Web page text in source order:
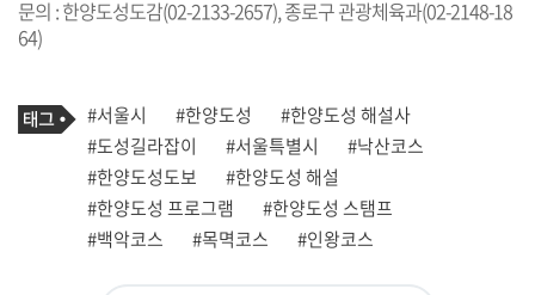
문의 : 한양도성도감(02-2133-2657), 종로구 관광체육과(02-2148-18
64)
기
사
관
련
태
그
태
그
#서울시 #한양도성
#한양도성 해설사
#도성길라잡이
#서울특별시
#낙산코스
#한양도성도보
#한양도성 해설
#한양도성 프로그램
#한양도성 스탬프
#백악코스
#목멱코스 #인왕코스